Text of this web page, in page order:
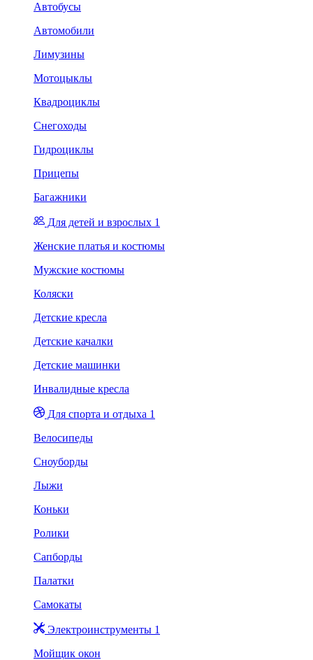
Автобусы
Автомобили
Лимузины
Мотоцыклы
Квадроциклы
Снегоходы
Гидроциклы
Прицепы
Багажники
Для детей и взрослых 1
Женские платья и костюмы
Мужские костюмы
Коляски
Детские кресла
Детские качалки
Детские машинки
Инвалидные кресла
Для спорта и отдыха 1
Велосипеды
Сноуборды
Лыжи
Коньки
Ролики
Сапборды
Палатки
Самокаты
Электроинструменты 1
Мойщик окон